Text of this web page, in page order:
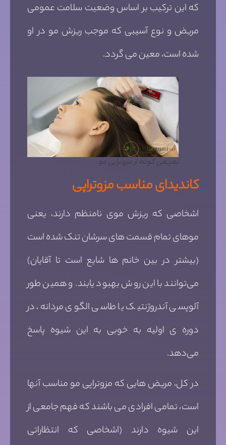
که این ترکیب بر اساس وضعیت سلامت عمومی
مریض و نوع آسیبی که موجب ریزش مو در او
شده است، معین می گردد.
تعریفی کوتاه از مزوتراپی مو
کاندیدای مناسب مزوتراپی
اشخاصی که ریزش موی نامنظم دارند، یعنی
موهای تمام قسمت های سرشان تنک شده است
(بیشتر در بین خانم ها شایع است تا آقایان)
می‌توانند با این روش بهبود یابند. و همین طور
آلوپسی آندروژنتیک یا طاسی الگوی مردانه، در
دوره ی اولیه به خوبی به این شیوه پاسخ
می‌دهد.
در کل، مریض هایی که مزوتراپی مو مناسب آنها
است، تمامی افرادی می باشند که فهم جامعی از
این شیوه دارند (اشخاصی که انتظاراتی